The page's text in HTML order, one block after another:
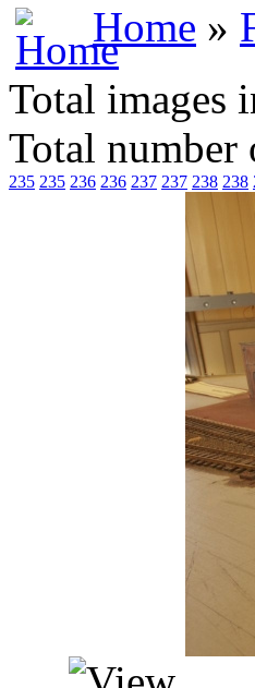
Home »
Total images
Total number
235 235 236 236 237 237 238 238